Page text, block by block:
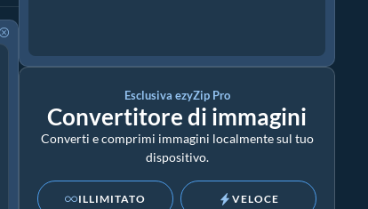
Esclusiva ezyZip Pro
Convertitore di immagini
Converti e comprimi immagini localmente sul tuo
dispositivo.
ILLIMITATO VELOCE